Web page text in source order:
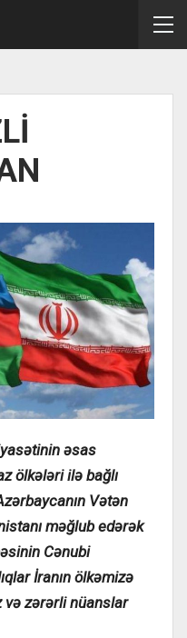
əsas
ölkələri ilə bağlı
Vətən
məğlub edərək
Cənubi
İranın ölkəmizə
və zərərli nüanslar